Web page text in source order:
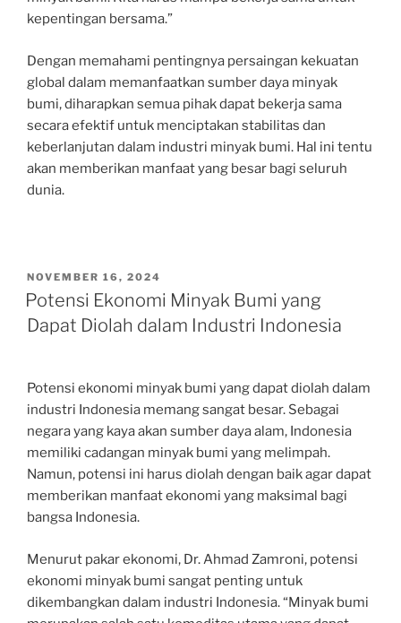
kepentingan bersama.”
Dengan memahami pentingnya persaingan kekuatan
global dalam memanfaatkan sumber daya minyak
bumi, diharapkan semua pihak dapat bekerja sama
secara efektif untuk menciptakan stabilitas dan
keberlanjutan dalam industri minyak bumi. Hal ini tentu
akan memberikan manfaat yang besar bagi seluruh
dunia.
POSTED
ON
NOVEMBER 16, 2024
Potensi Ekonomi Minyak Bumi yang
Dapat Diolah dalam Industri Indonesia
Potensi ekonomi minyak bumi yang dapat diolah dalam
industri Indonesia memang sangat besar. Sebagai
negara yang kaya akan sumber daya alam, Indonesia
memiliki cadangan minyak bumi yang melimpah.
Namun, potensi ini harus diolah dengan baik agar dapat
memberikan manfaat ekonomi yang maksimal bagi
bangsa Indonesia.
Menurut pakar ekonomi, Dr. Ahmad Zamroni, potensi
ekonomi minyak bumi sangat penting untuk
dikembangkan dalam industri Indonesia. “Minyak bumi